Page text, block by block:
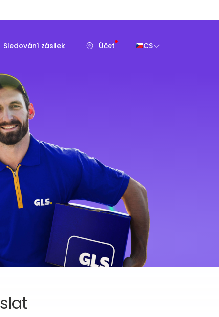
Sledování zásilek Účet CS